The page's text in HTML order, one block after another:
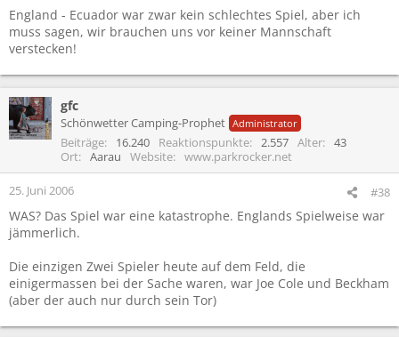
England - Ecuador war zwar kein schlechtes Spiel, aber ich
muss sagen, wir brauchen uns vor keiner Mannschaft
verstecken!
gfc
Schönwetter Camping-Prophet Administrator
Beiträge 16.240 Reaktionspunkte 2.557 Alter
43
Ort
Aarau Website www.parkrocker.net
25. Juni 2006 #38
WAS? Das Spiel war eine katastrophe. Englands Spielweise war
jämmerlich.
Die einzigen Zwei Spieler heute auf dem Feld, die
einigermassen bei der Sache waren, war Joe Cole und Beckham
(aber der auch nur durch sein Tor)